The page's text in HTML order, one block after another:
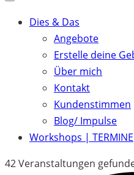
Dies & Das
Angebote
Erstelle deine
Über mich
Kontakt
Kundenstimmen
Blog/ Impulse
Workshops | TERMINE
42 Veranstaltungen